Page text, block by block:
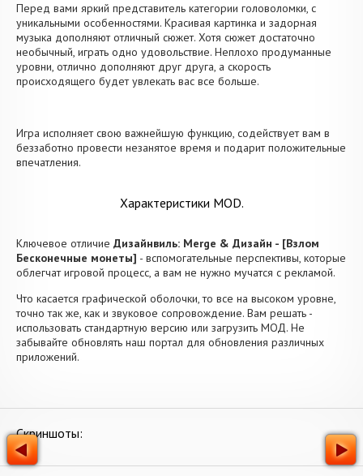
Перед вами яркий представитель категории головоломки, с
уникальными особенностями. Красивая картинка и задорная
музыка дополняют отличный сюжет. Хотя сюжет достаточно
необычный, играть одно удовольствие. Неплохо продуманные
уровни, отлично дополняют друг друга, а скорость
происходящего будет увлекать вас все больше.
Игра исполняет свою важнейшую функцию, содействует вам в
беззаботно провести незанятое время и подарит положительные
впечатления.
Характеристики MOD.
Ключевое отличие Дизайнвиль: Merge & Дизайн - [Взлом
Бесконечные монеты] - вспомогательные перспективы, которые
облегчат игровой процесс, а вам не нужно мучатся с рекламой.
Что касается графической оболочки, то все на высоком уровне,
точно так же, как и звуковое сопровождение. Вам решать -
использовать стандартную версию или загрузить МОД. Не
забывайте обновлять наш портал для обновления различных
приложений.
Скриншоты: